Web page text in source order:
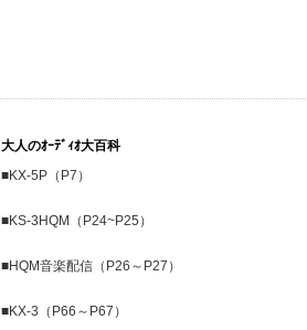
大人のｵｰﾃﾞｨｵ大百科
■KX-5P（P7）
■KS-3HQM（P24~P25）
■HQM音楽配信（P26～P27）
■KX-3（P66～P67）